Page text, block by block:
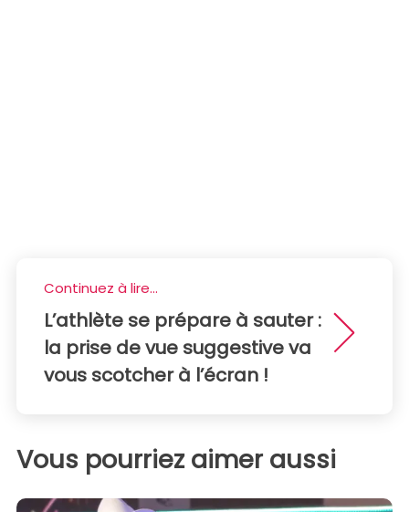
Continuez à lire...
L’athlète se prépare à sauter :
la prise de vue suggestive va
vous scotcher à l’écran !
Vous pourriez aimer aussi